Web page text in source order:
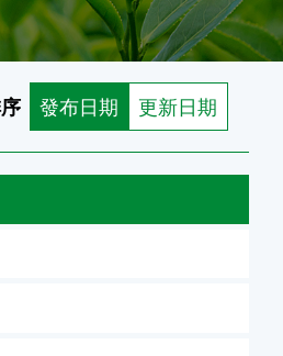
發布日期 更新日期